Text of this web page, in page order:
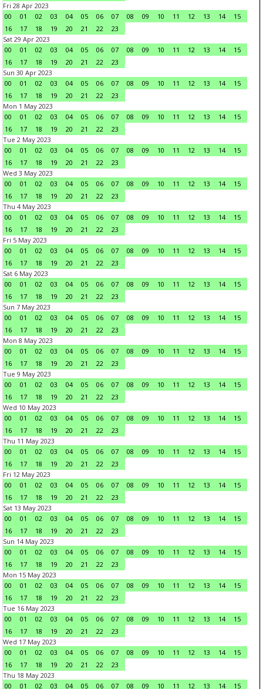
Fri 28 Apr 2023
00
01 02 03 04 05 06 07 08 09 10 11 12 13 14
15
16
17 18 19 20 21 22
23
Sat 29 Apr 2023
00
01 02 03 04 05 06 07 08 09 10 11 12 13 14
15
16
17 18 19 20 21 22
23
Sun 30 Apr 2023
00
01 02 03 04 05 06 07 08 09 10 11 12 13 14
15
16
17 18 19 20 21 22
23
Mon 1 May 2023
00
01 02 03 04 05 06 07 08 09 10 11 12 13 14
15
16
17 18 19 20 21 22
23
Tue 2 May 2023
00
01 02 03 04 05 06 07 08 09 10 11 12 13 14
15
16
17 18 19 20 21 22
23
Wed 3 May 2023
00
01 02 03 04 05 06 07 08 09 10 11 12 13 14
15
16
17 18 19 20 21 22
23
Thu 4 May 2023
00
01 02 03 04 05 06 07 08 09 10 11 12 13 14
15
16
17 18 19 20 21 22
23
Fri 5 May 2023
00
01 02 03 04 05 06 07 08 09 10 11 12 13 14
15
16
17 18 19 20 21 22
23
Sat 6 May 2023
00
01 02 03 04 05 06 07 08 09 10 11 12 13 14
15
16
17 18 19 20 21 22
23
Sun 7 May 2023
00
01 02 03 04 05 06 07 08 09 10 11 12 13 14
15
16
17 18 19 20 21 22
23
Mon 8 May 2023
00
01 02 03 04 05 06 07 08 09 10 11 12 13 14
15
16
17 18 19 20 21 22
23
Tue 9 May 2023
00
01 02 03 04 05 06 07 08 09 10 11 12 13 14
15
16
17 18 19 20 21 22
23
Wed 10 May 2023
00
01 02 03 04 05 06 07 08 09 10 11 12 13 14
15
16
17 18 19 20 21 22
23
Thu 11 May 2023
00
01 02 03 04 05 06 07 08 09 10 11 12 13 14
15
16
17 18 19 20 21 22
23
Fri 12 May 2023
00
01 02 03 04 05 06 07 08 09 10 11 12 13 14
15
16
17 18 19 20 21 22
23
Sat 13 May 2023
00
01 02 03 04 05 06 07 08 09 10 11 12 13 14
15
16
17 18 19 20 21 22
23
Sun 14 May 2023
00
01 02 03 04 05 06 07 08 09 10 11 12 13 14
15
16
17 18 19 20 21 22
23
Mon 15 May 2023
00
01 02 03 04 05 06 07 08 09 10 11 12 13 14
15
16
17 18 19 20 21 22
23
Tue 16 May 2023
00
01 02 03 04 05 06 07 08 09 10 11 12 13 14
15
16
17 18 19 20 21 22
23
Wed 17 May 2023
00
01 02 03 04 05 06 07 08 09 10 11 12 13 14
15
16
17 18 19 20 21 22
23
Thu 18 May 2023
00
01 02 03 04 05 06 07 08 09 10 11 12 13 14 15